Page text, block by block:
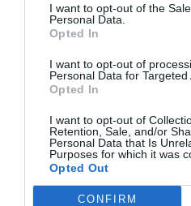
I want to opt-out of the
Personal Data.
Opted In
I want to opt-out of
Personal Data for Targeted
Opted In
I want to opt-out of
Retention, Sale, and/or
Personal Data that Is
Purposes for which it was
Opted Out
CONFIRM
Publicidad
2Playbook Club